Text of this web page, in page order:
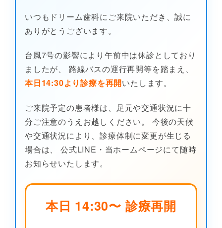
いつもドリーム歯科にご来院いただき、誠に
ありがとうございます。
台風7号の影響により午前中は休診としており
ましたが、 路線バスの運行再開等を踏まえ、
本日14:30より診療を再開いたします。
ご来院予定の患者様は、足元や交通状況に十
分ご注意のうえお越しください。 今後の天候
や交通状況により、診療体制に変更が生じる
場合は、 公式LINE・当ホームページにて随時
お知らせいたします。
本日 14:30〜 診療再開